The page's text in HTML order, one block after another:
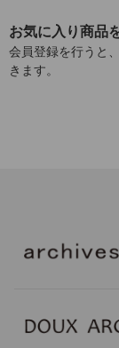
お気に入り商品
会員登録を行うと
きます。